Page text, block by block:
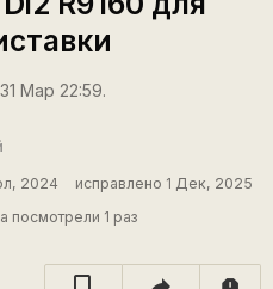
Мар 22:59.
2024
исправлено 1 Дек, 2025
посмотрели 1 раз